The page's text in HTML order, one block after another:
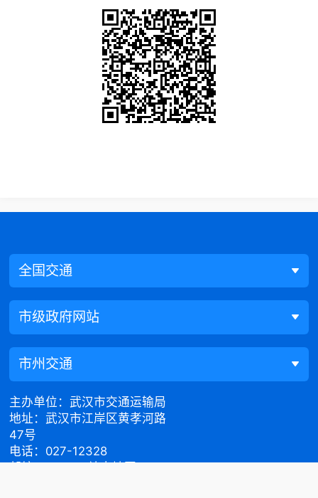
全国交通
市级政府网站
市州交通
主办单位：武汉市交通运输局
地址：武汉市江岸区黄孝河路
47号
电话：027-12328
邮编：430015站点地图